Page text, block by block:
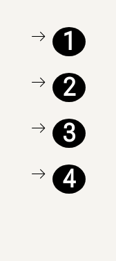
1
2
3
4